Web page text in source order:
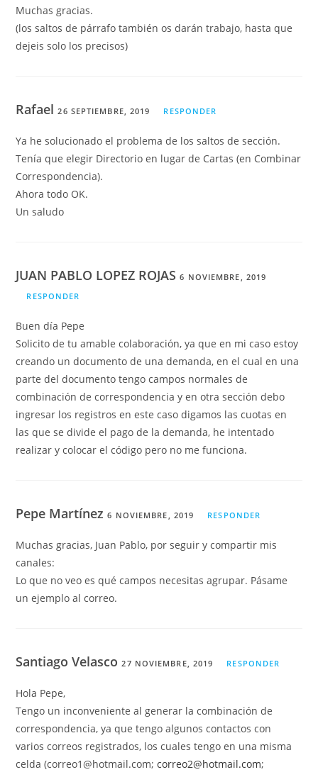
Muchas gracias.
(los saltos de párrafo también os darán trabajo, hasta que
dejeis solo los precisos)
Rafael26 SEPTIEMBRE, 2019 RESPONDER
Ya he solucionado el problema de los saltos de sección.
Tenía que elegir Directorio en lugar de Cartas (en Combinar
Correspondencia).
Ahora todo OK.
Un saludo
JUAN PABLO LOPEZ ROJAS6 NOVIEMBRE, 2019
RESPONDER
Buen día Pepe
Solicito de tu amable colaboración, ya que en mi caso estoy
creando un documento de una demanda, en el cual en una
parte del documento tengo campos normales de
combinación de correspondencia y en otra sección debo
ingresar los registros en este caso digamos las cuotas en
las que se divide el pago de la demanda, he intentado
realizar y colocar el código pero no me funciona.
Pepe Martínez6 NOVIEMBRE, 2019 RESPONDER
Muchas gracias, Juan Pablo, por seguir y compartir mis
canales:
Lo que no veo es qué campos necesitas agrupar. Pásame
un ejemplo al correo.
Santiago Velasco27 NOVIEMBRE, 2019 RESPONDER
Hola Pepe,
Tengo un inconveniente al generar la combinación de
correspondencia, ya que tengo algunos contactos con
varios correos registrados, los cuales tengo en una misma
celda (correo1@hotmail.com;correo2@hotmail.com;